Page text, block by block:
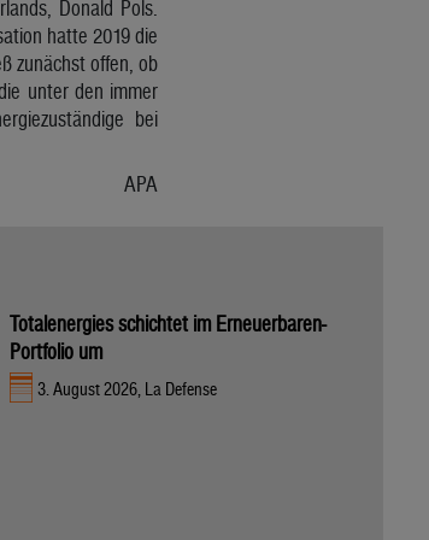
Donald Pols.
hatte 2019 die
zunächst offen, ob
unter den immer
bei
APA
Totalenergies schichtet im Erneuerbaren-
Portfolio um
3. August 2026, La Defense